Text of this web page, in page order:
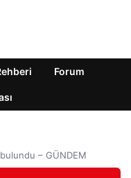
Forum
– GÜNDEM